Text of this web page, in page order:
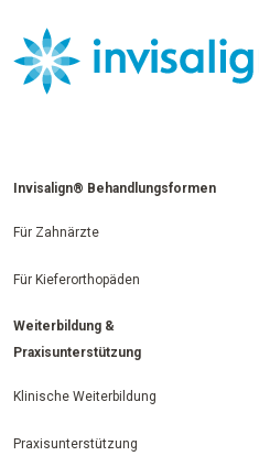
Invisalign® Behandlungsformen
Für Zahnärzte
Für Kieferorthopäden
Weiterbildung &
Praxisunterstützung
Klinische Weiterbildung
Praxisunterstützung